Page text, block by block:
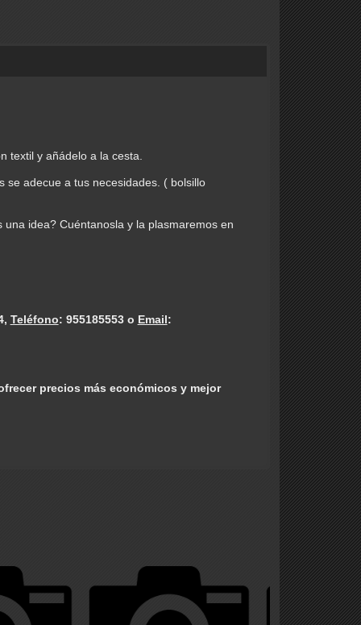
textil y añádelo a la cesta.
se adecue a tus necesidades. ( bolsillo
idea? Cuéntanosla y la plasmaremos en
Teléfono: 955185553 o Email:
precios más económicos y mejor